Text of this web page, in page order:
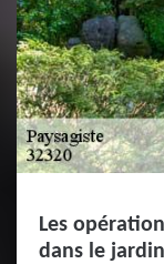
Les
dans le